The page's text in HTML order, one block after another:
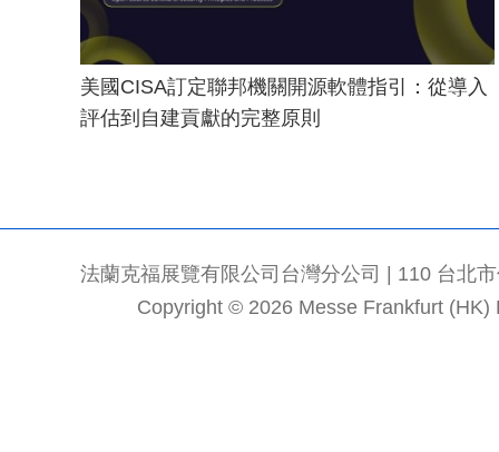
美國CISA訂定聯邦機關開源軟體指引：從導入
評估到自建貢獻的完整原則
法蘭克福展覽有限公司台灣分公司 | 110 台北
Copyright © 2026 Messe Frankfurt